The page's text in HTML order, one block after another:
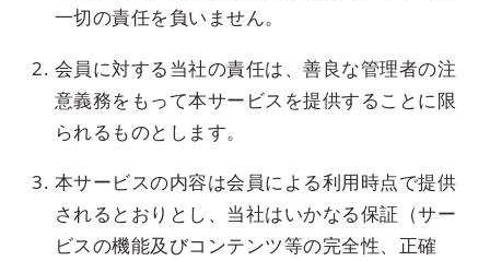
一切の責任を負いません。
会員に対する当社の責任は、善良な管理者の注
意義務をもって本サービスを提供することに限
られるものとします。
本サービスの内容は会員による利用時点で提供
されるとおりとし、当社はいかなる保証（サー
ビスの機能及びコンテンツ等の完全性、正確